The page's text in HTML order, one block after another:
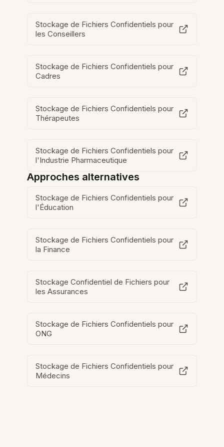
Stockage de Fichiers Confidentiels pour
les Conseillers
Stockage de Fichiers Confidentiels pour
Cadres
Stockage de Fichiers Confidentiels pour
Thérapeutes
Stockage de Fichiers Confidentiels pour
l'Industrie Pharmaceutique
Approches alternatives
Stockage de Fichiers Confidentiels pour
l'Éducation
Stockage de Fichiers Confidentiels pour
la Finance
Stockage Confidentiel de Fichiers pour
les Assurances
Stockage de Fichiers Confidentiels pour
ONG
Stockage de Fichiers Confidentiels pour
Médecins